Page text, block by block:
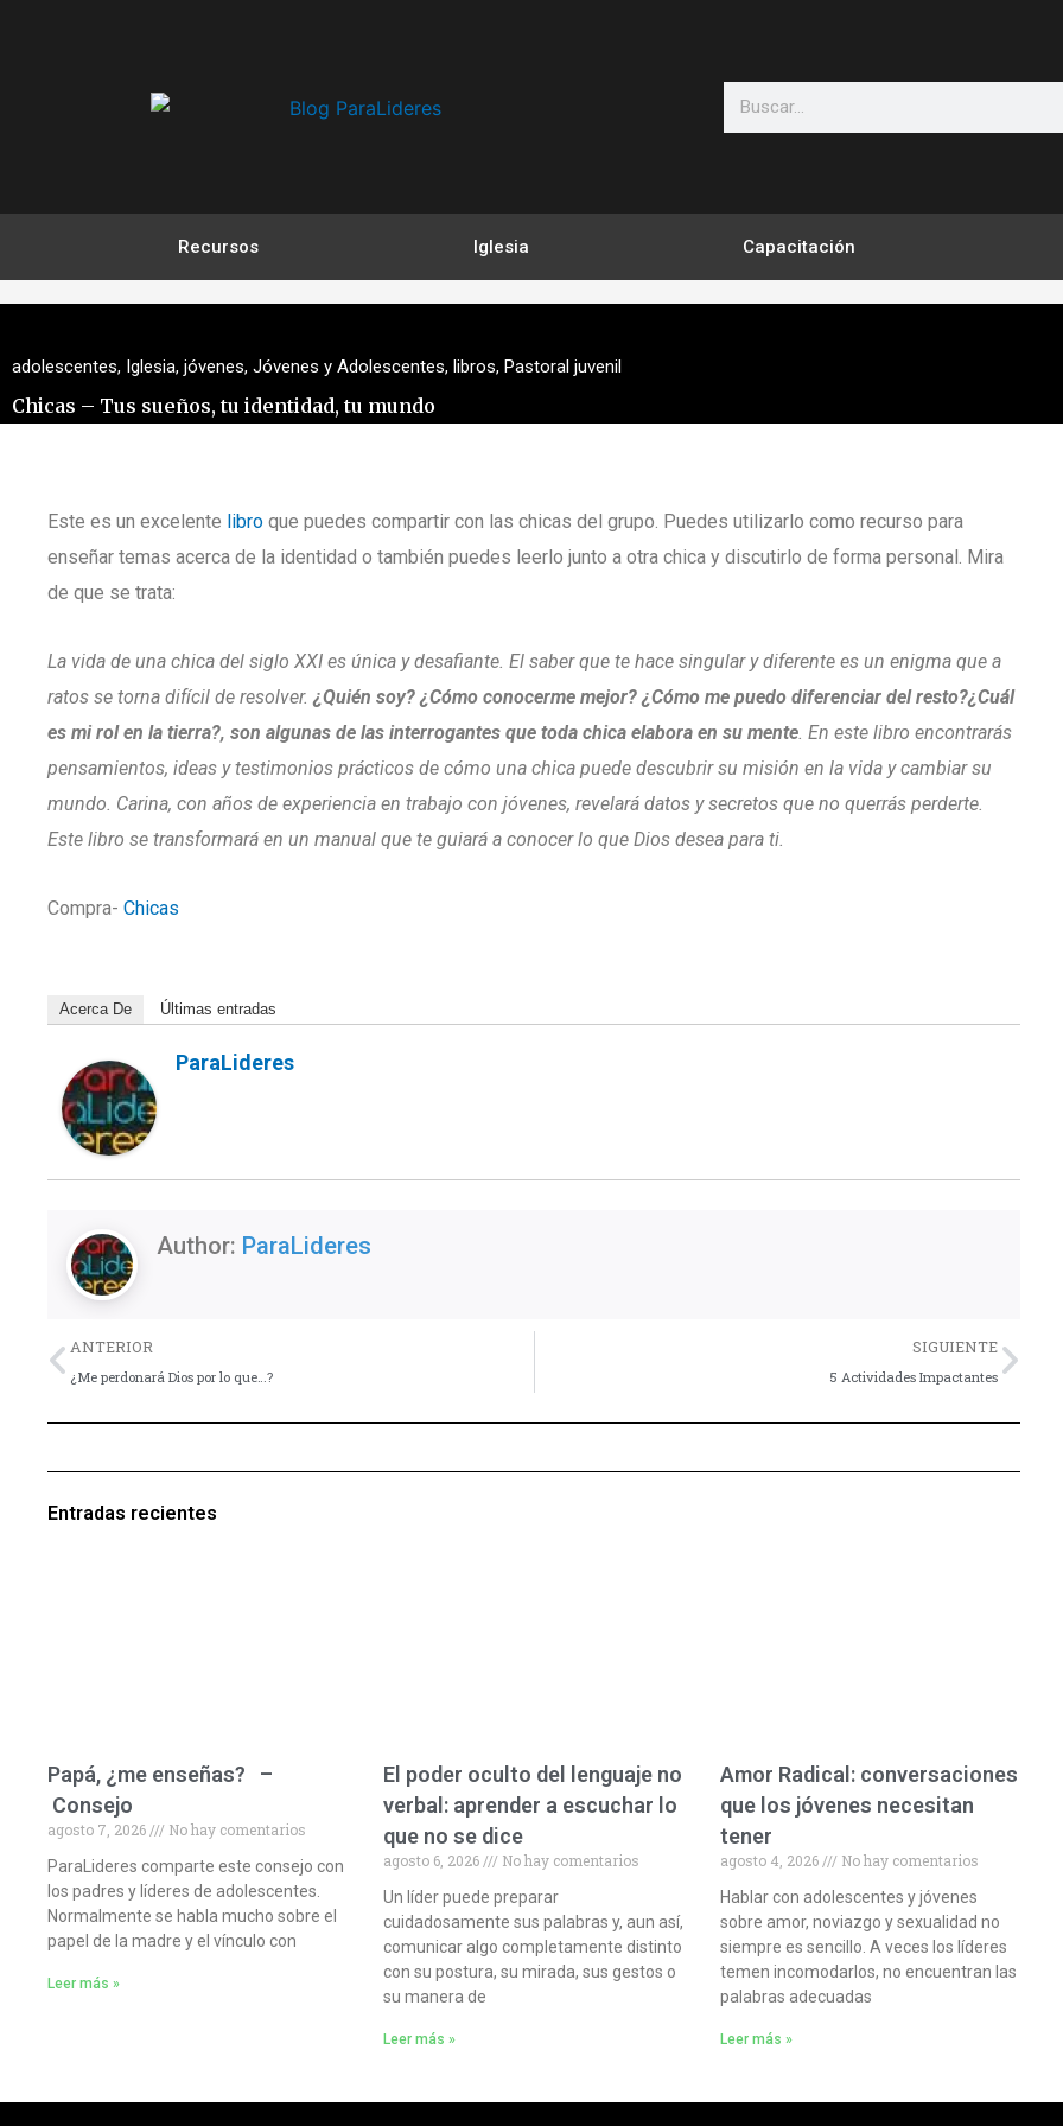
Search
Recursos Iglesia Capacitación
adolescentes, Iglesia, jóvenes, Jóvenes y Adolescentes, libros, Pastoral juvenil
Chicas – Tus sueños, tu identidad, tu mundo
Este es un excelente libro que puedes compartir con las chicas del grupo. Puedes utilizarlo como recurso para
enseñar temas acerca de la identidad o también puedes leerlo junto a otra chica y discutirlo de forma personal. Mira
de que se trata:
La vida de una chica del siglo XXI es única y desafiante. El saber que te hace singular y diferente es un enigma que a
ratos se torna difícil de resolver.¿Quién soy? ¿Cómo conocerme mejor? ¿Cómo me puedo diferenciar del resto?¿Cuál
es mi rol en la tierra?, son algunas de las interrogantes que toda chica elabora en su mente. En este libro encontrarás
pensamientos, ideas y testimonios prácticos de cómo una chica puede descubrir su misión en la vida y cambiar su
mundo. Carina, con años de experiencia en trabajo con jóvenes, revelará datos y secretos que no querrás perderte.
Este libro se transformará en un manual que te guiará a conocer lo que Dios desea para ti.
Compra- Chicas
Acerca De Últimas entradas
ParaLideres
Author: ParaLideres
Previo
ANTERIOR
¿Me perdonará Dios por lo que…?
SIGUIENTE
5 Actividades Impactantes
Entradas recientes
Papá, ¿me enseñas? –
Consejo
agosto 7, 2026
No hay comentarios
ParaLideres comparte este consejo con
los padres y líderes de adolescentes.
Normalmente se habla mucho sobre el
papel de la madre y el vínculo con
Leer más »
El poder oculto del lenguaje no
verbal: aprender a escuchar lo
que no se dice
agosto 6, 2026
No hay comentarios
Un líder puede preparar
cuidadosamente sus palabras y, aun así,
comunicar algo completamente distinto
con su postura, su mirada, sus gestos o
su manera de
Leer más »
Amor Radical: conversaciones
que los jóvenes necesitan
tener
agosto 4, 2026
No hay comentarios
Hablar con adolescentes y jóvenes
sobre amor, noviazgo y sexualidad no
siempre es sencillo. A veces los líderes
temen incomodarlos, no encuentran las
palabras adecuadas
Leer más »